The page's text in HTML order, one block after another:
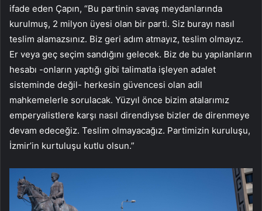
ifade eden Çapın, “Bu partinin savaş meydanlarında
kurulmuş, 2 milyon üyesi olan bir parti. Siz burayı nasıl
teslim alamazsınız. Biz geri adım atmayız, teslim olmayız.
Er veya geç seçim sandığını gelecek. Biz de bu yapılanların
hesabı -onların yaptığı gibi talimatla işleyen adalet
sisteminde değil- herkesin güvencesi olan adil
mahkemelerle sorulacak. Yüzyıl önce bizim atalarımız
emperyalistlere karşı nasıl direndiyse bizler de direnmeye
devam edeceğiz. Teslim olmayacağız. Partimizin kuruluşu,
İzmir’in kurtuluşu kutlu olsun.”